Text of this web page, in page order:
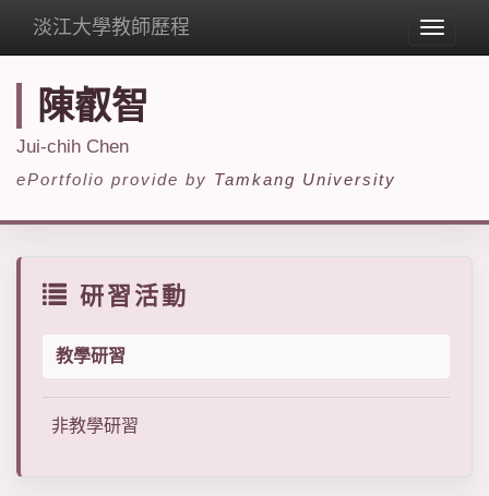
Toggle
淡江大學教師歷程
陳叡智
Jui-chih Chen
ePortfolio provide by Tamkang University
研習活動
教學研習
非教學研習